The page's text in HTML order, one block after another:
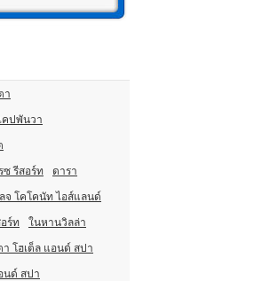
า
เคปพันวา
ซ รีสอร์ท ดารา
ลจ โคโคนัท ไอส์แลนด์
ร์ท ในหานวิลล่า
โฮเต็ล แอนด์ สปา
นด์ สปา